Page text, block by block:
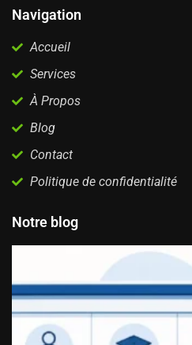
Navigation
Accueil
Services
À Propos
Blog
Contact
Politique de confidentialité
Notre blog